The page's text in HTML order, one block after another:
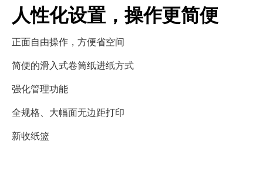
人性化设置，操作更简便
正面自由操作，方便省空间
简便的滑入式卷筒纸进纸方式
强化管理功能
全规格、大幅面无边距打印
新收纸篮